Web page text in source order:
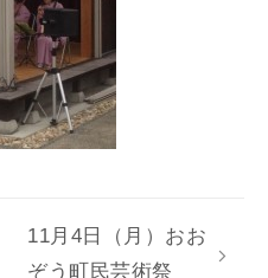
11月4日（月）おお
ぞう町民芸術祭